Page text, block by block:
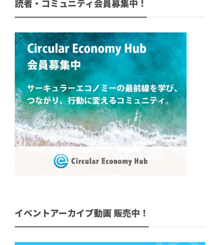
読者・コミュニティ会員募集中！
イベントアーカイブ動画 販売中！